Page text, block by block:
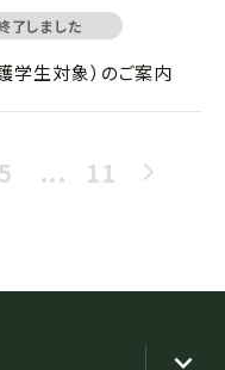
了しました
生対象）のご案内
5 ... 11